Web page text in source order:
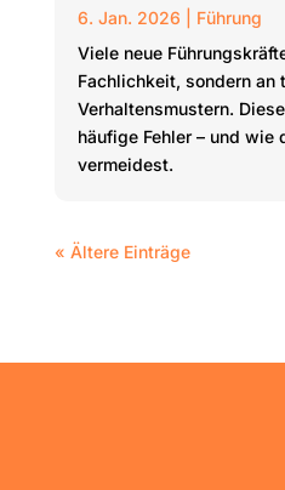
6. Jan. 2026
Führung
Viele neue
Fachlichkeit, sondern an
Verhaltensmustern.
häufige Fehler – und wie
vermeidest.
« Ältere Einträge